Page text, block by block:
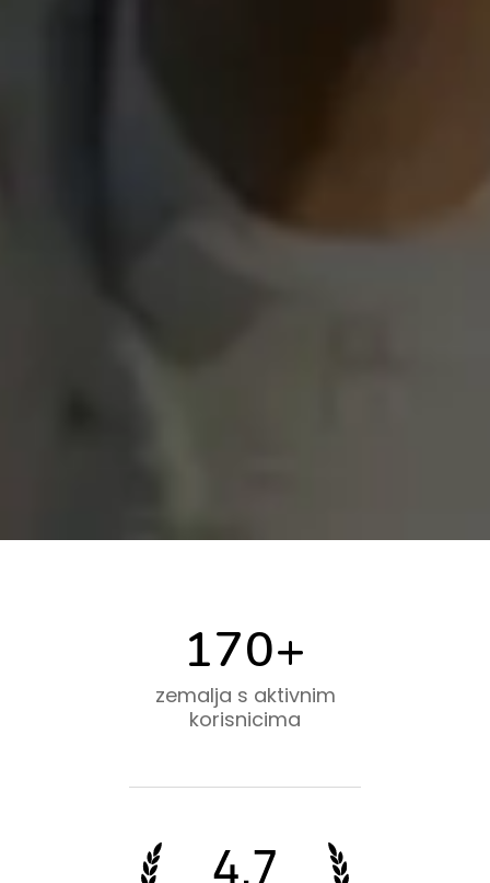
170+
zemalja s aktivnim
korisnicima